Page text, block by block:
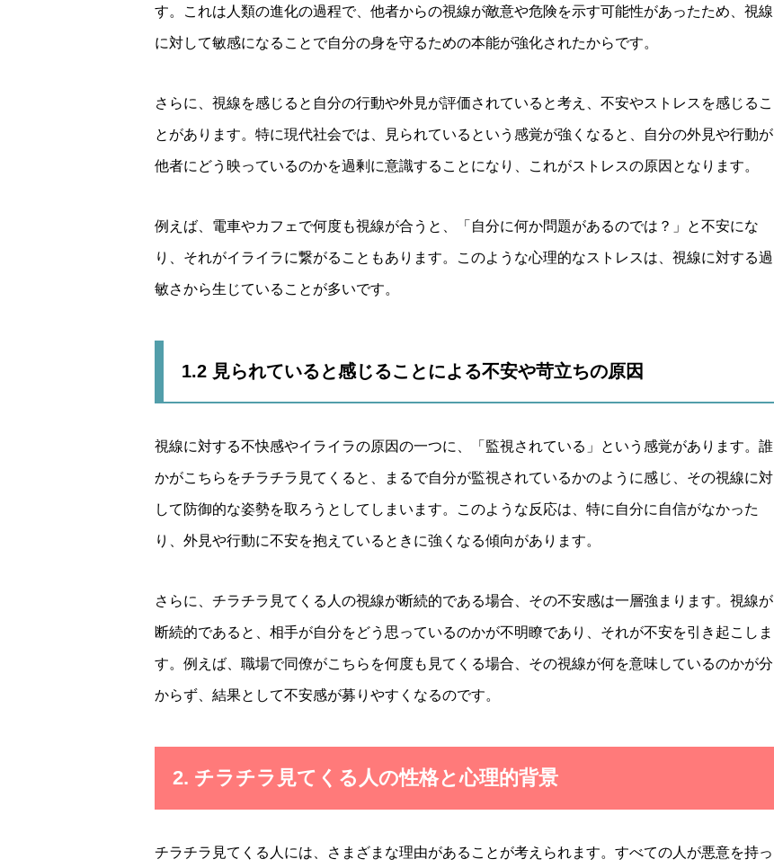
す。これは人類の進化の過程で、他者からの視線が敵意や危険を示す可能性があったため、視線
に対して敏感になることで自分の身を守るための本能が強化されたからです。
さらに、視線を感じると自分の行動や外見が評価されていると考え、不安やストレスを感じるこ
とがあります。特に現代社会では、見られているという感覚が強くなると、自分の外見や行動が
他者にどう映っているのかを過剰に意識することになり、これがストレスの原因となります。
例えば、電車やカフェで何度も視線が合うと、「自分に何か問題があるのでは？」と不安にな
り、それがイライラに繋がることもあります。このような心理的なストレスは、視線に対する過
敏さから生じていることが多いです。
1.2 見られていると感じることによる不安や苛立ちの原因
視線に対する不快感やイライラの原因の一つに、「監視されている」という感覚があります。誰
かがこちらをチラチラ見てくると、まるで自分が監視されているかのように感じ、その視線に対
して防御的な姿勢を取ろうとしてしまいます。このような反応は、特に自分に自信がなかった
り、外見や行動に不安を抱えているときに強くなる傾向があります。
さらに、チラチラ見てくる人の視線が断続的である場合、その不安感は一層強まります。視線が
断続的であると、相手が自分をどう思っているのかが不明瞭であり、それが不安を引き起こしま
す。例えば、職場で同僚がこちらを何度も見てくる場合、その視線が何を意味しているのかが分
からず、結果として不安感が募りやすくなるのです。
2. チラチラ見てくる人の性格と心理的背景
チラチラ見てくる人には、さまざまな理由があることが考えられます。すべての人が悪意を持っ